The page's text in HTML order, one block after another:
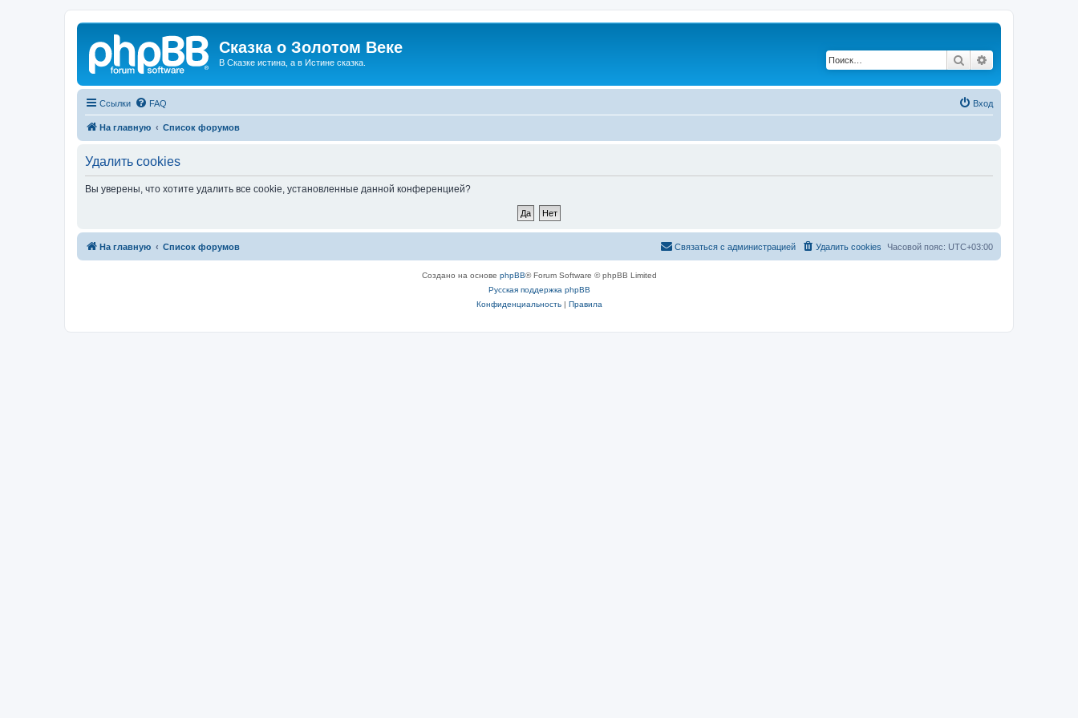
Сказка о Золотом Веке
В Сказке истина, а в Истине сказка. Поиск
Ссылки FAQ Вход
На главную Список форумов
Удалить cookies
Вы уверены, что хотите удалить все cookie, установленные данной конференцией?
На главную Список форумов Часовой пояс: UTC+03:00
Удалить cookies
Связаться с администрацией
Создано на основе phpBB® Forum Software © phpBB Limited
Русская поддержка phpBB
Конфиденциальность| Правила